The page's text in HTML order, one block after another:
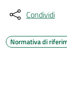
Condividi
Normativa di